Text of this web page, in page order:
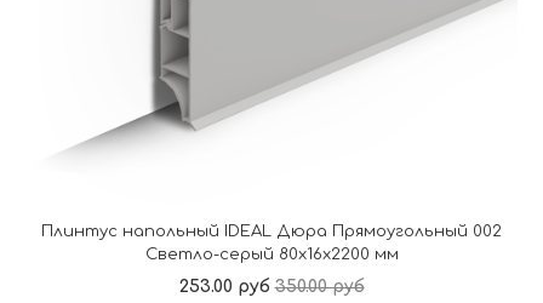
Плинтус напольный IDEAL Дюра Прямоугольный 002
Светло-серый 80x16x2200 мм
253.00 руб 350.00 руб